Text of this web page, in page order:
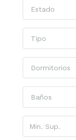
Estado
Tipo
Dormitorios
Baños